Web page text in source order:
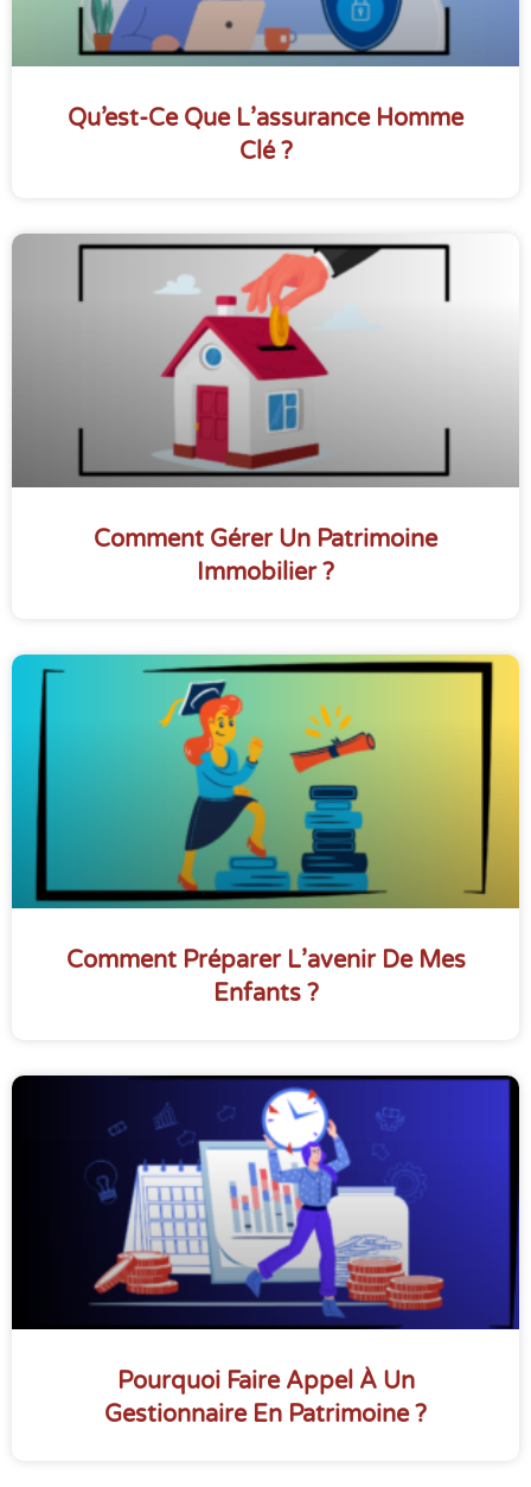
Qu’est-Ce Que L’assurance Homme
Clé ?
Comment Gérer Un Patrimoine
Immobilier ?
Comment Préparer L’avenir De Mes
Enfants ?
Pourquoi Faire Appel À Un
Gestionnaire En Patrimoine ?